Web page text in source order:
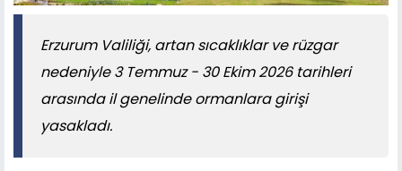
Erzurum Valiliği, artan sıcaklıklar ve rüzgar
nedeniyle 3 Temmuz - 30 Ekim 2026 tarihleri
arasında il genelinde ormanlara girişi
yasakladı.